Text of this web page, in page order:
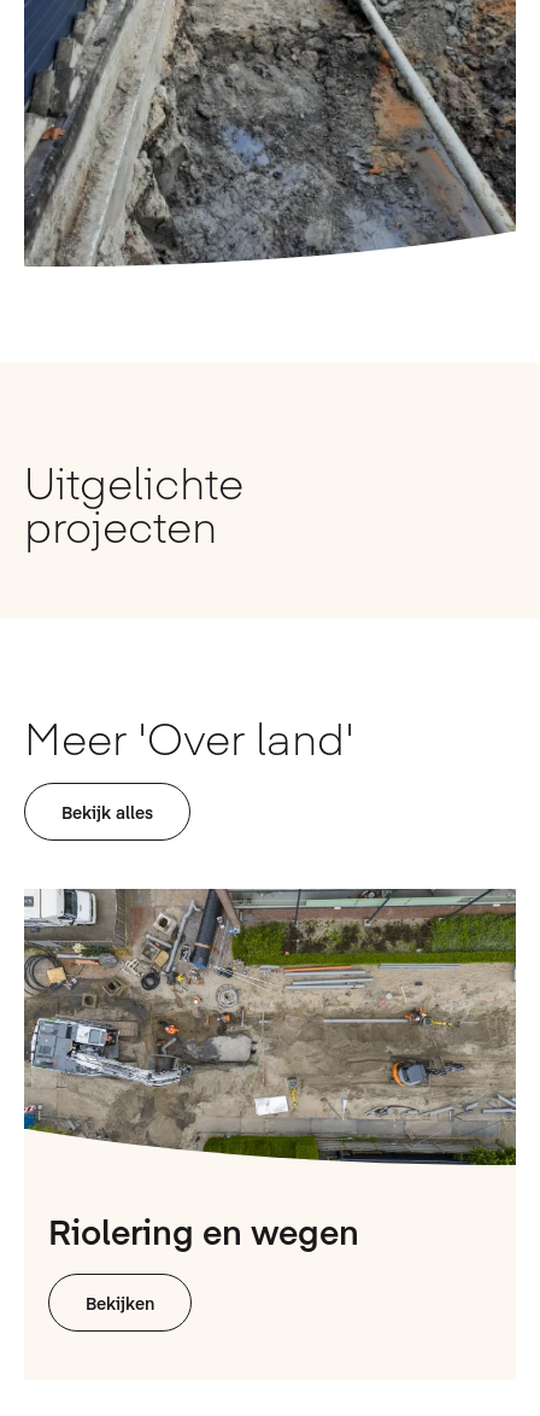
Uitgelichte
projecten
Meer 'Over land'
Bekijk alles
Riolering en wegen
Bekijken